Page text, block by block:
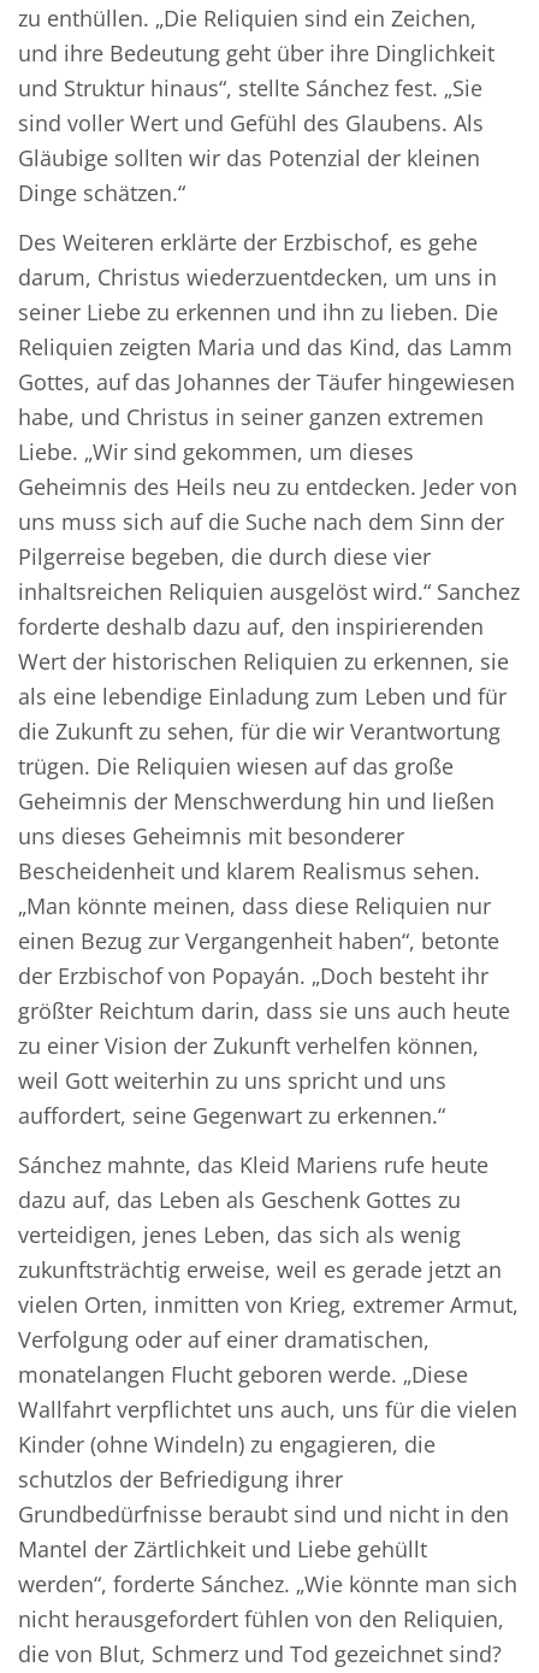
zu enthüllen. „Die Reliquien sind ein Zeichen,
und ihre Bedeutung geht über ihre Dinglichkeit
und Struktur hinaus“, stellte Sánchez fest. „Sie
sind voller Wert und Gefühl des Glaubens. Als
Gläubige sollten wir das Potenzial der kleinen
Dinge schätzen.“
Des Weiteren erklärte der Erzbischof, es gehe
darum, Christus wiederzuentdecken, um uns in
seiner Liebe zu erkennen und ihn zu lieben. Die
Reliquien zeigten Maria und das Kind, das Lamm
Gottes, auf das Johannes der Täufer hingewiesen
habe, und Christus in seiner ganzen extremen
Liebe. „Wir sind gekommen, um dieses
Geheimnis des Heils neu zu entdecken. Jeder von
uns muss sich auf die Suche nach dem Sinn der
Pilgerreise begeben, die durch diese vier
inhaltsreichen Reliquien ausgelöst wird.“ Sanchez
forderte deshalb dazu auf, den inspirierenden
Wert der historischen Reliquien zu erkennen, sie
als eine lebendige Einladung zum Leben und für
die Zukunft zu sehen, für die wir Verantwortung
trügen. Die Reliquien wiesen auf das große
Geheimnis der Menschwerdung hin und ließen
uns dieses Geheimnis mit besonderer
Bescheidenheit und klarem Realismus sehen.
„Man könnte meinen, dass diese Reliquien nur
einen Bezug zur Vergangenheit haben“, betonte
der Erzbischof von Popayán. „Doch besteht ihr
größter Reichtum darin, dass sie uns auch heute
zu einer Vision der Zukunft verhelfen können,
weil Gott weiterhin zu uns spricht und uns
auffordert, seine Gegenwart zu erkennen.“
Sánchez mahnte, das Kleid Mariens rufe heute
dazu auf, das Leben als Geschenk Gottes zu
verteidigen, jenes Leben, das sich als wenig
zukunftsträchtig erweise, weil es gerade jetzt an
vielen Orten, inmitten von Krieg, extremer Armut,
Verfolgung oder auf einer dramatischen,
monatelangen Flucht geboren werde. „Diese
Wallfahrt verpflichtet uns auch, uns für die vielen
Kinder (ohne Windeln) zu engagieren, die
schutzlos der Befriedigung ihrer
Grundbedürfnisse beraubt sind und nicht in den
Mantel der Zärtlichkeit und Liebe gehüllt
werden“, forderte Sánchez. „Wie könnte man sich
nicht herausgefordert fühlen von den Reliquien,
die von Blut, Schmerz und Tod gezeichnet sind?